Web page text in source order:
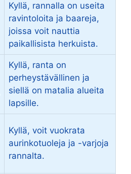
Kyllä, rannalla on useita
ravintoloita ja baareja,
joissa voit nauttia
paikallisista herkuista.
Kyllä, ranta on
perheystävällinen ja
siellä on matalia alueita
lapsille.
Kyllä, voit vuokrata
aurinkotuoleja ja -varjoja
rannalta.